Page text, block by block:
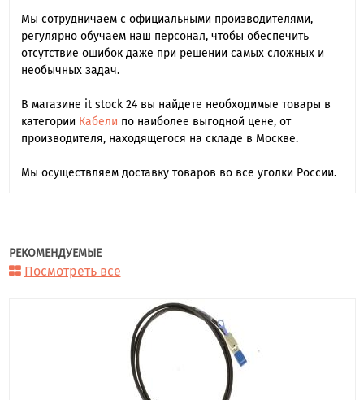
Мы сотрудничаем с официальными производителями,
регулярно обучаем наш персонал, чтобы обеспечить
отсутствие ошибок даже при решении самых сложных и
необычных задач.
В магазине it stock 24 вы найдете необходимые товары в
категории Кабели по наиболее выгодной цене, от
производителя, находящегося на складе в Москве.
Мы осуществляем доставку товаров во все уголки России.
РЕКОМЕНДУЕМЫЕ
Посмотреть все